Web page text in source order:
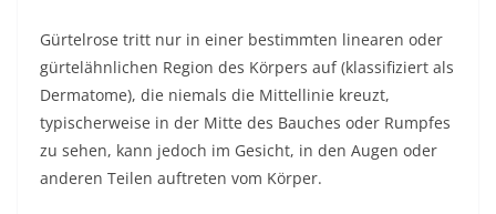
Gürtelrose tritt nur in einer bestimmten linearen oder
gürtelähnlichen Region des Körpers auf (klassifiziert als
Dermatome), die niemals die Mittellinie kreuzt,
typischerweise in der Mitte des Bauches oder Rumpfes
zu sehen, kann jedoch im Gesicht, in den Augen oder
anderen Teilen auftreten vom Körper.